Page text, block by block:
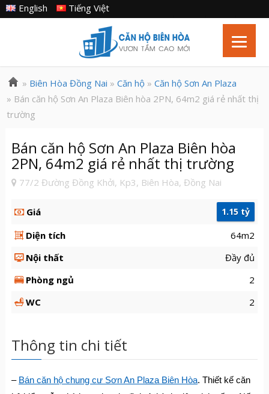
Tiếng Việt
English
» Biên Hòa Đồng Nai » Căn hộ» Căn hộ Sơn An Plaza
» Bán căn hộ Sơn An Plaza Biên hòa 2PN, 64m2 giá rẻ nhất thị
trường
Bán căn hộ Sơn An Plaza Biên hòa
2PN, 64m2 giá rẻ nhất thị trường
77/2 Đường Đồng Khởi, Kp3, Biên Hòa, Đồng Nai
Giá 1.15 tỷ
Diện tích
64m2
Nội thất
Đầy đủ
Phòng ngủ
2
WC
2
Thông tin chi tiết
– Bán căn hộ chung cư Sơn An Plaza Biên Hòa. Thiết kế căn